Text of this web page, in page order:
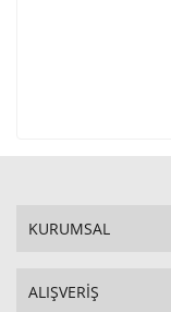
KURUMSAL
ALIŞVERİŞ